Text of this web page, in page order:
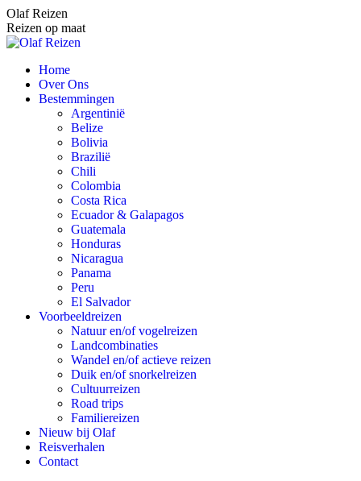
Spring
naar
content
Olaf Reizen
Reizen op maat
Home
Over Ons
Bestemmingen
Argentinië
Belize
Bolivia
Brazilië
Chili
Colombia
Costa Rica
Ecuador & Galapagos
Guatemala
Honduras
Nicaragua
Panama
Peru
El Salvador
Voorbeeldreizen
Natuur en/of vogelreizen
Landcombinaties
Wandel en/of actieve reizen
Duik en/of snorkelreizen
Cultuurreizen
Road trips
Familiereizen
Nieuw bij Olaf
Reisverhalen
Contact